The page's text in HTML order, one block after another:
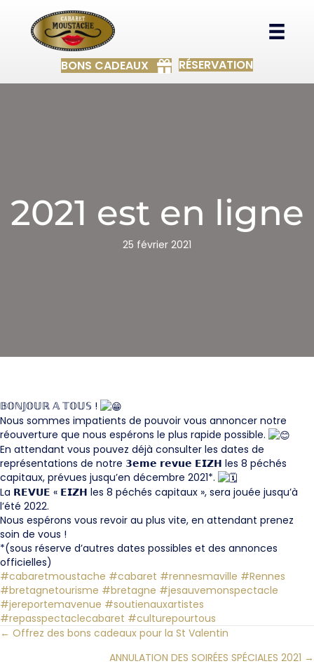
BONS CADEAUX RÉSERVATION
2021 est en ligne
25 février 2021
𝔹𝕆ℕ𝕁𝕆𝕌ℝ 𝔸 𝕋𝕆𝕌𝕊 !
Nous sommes impatients de pouvoir vous annoncer notre
réouverture que nous espérons le plus rapide possible.
En attendant vous pouvez déjà consulter les dates de
représentations de notre 𝟯𝗲𝗺𝗲 𝗿𝗲𝘃𝘂𝗲 𝗘𝗜𝗭𝗛 les 8 péchés
capitaux, prévues jusqu’en décembre 2021*.
La 𝗥𝗘𝗩𝗨𝗘 « 𝗘𝗜𝗭𝗛 les 8 péchés capitaux », sera jouée jusqu’à
l’été 2022.
Nous espérons vous revoir au plus vite, en attendant prenez
soin de vous !
*(sous réserve d’autres dates possibles et des annonces
officielles)
#cabaretmoustache #cabaret #rennesmaville #Rennes
#bretagnetourisme #bretagne #jesauvemonspectacle
#jereportemavenue #soutienauxartistes
#repasspectaclecabaret #culturepourtous
Posts
← Offrez des bons cadeaux pour la St Valentin
ANNULATION DES SOIRÉES SPÉCIALES 2021 →